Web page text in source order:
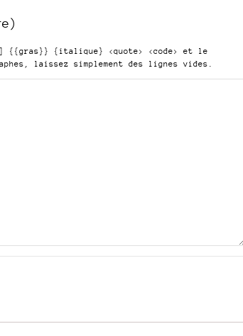
{{gras}} {italique} <quote> <code>
et le
laissez simplement des lignes vides.